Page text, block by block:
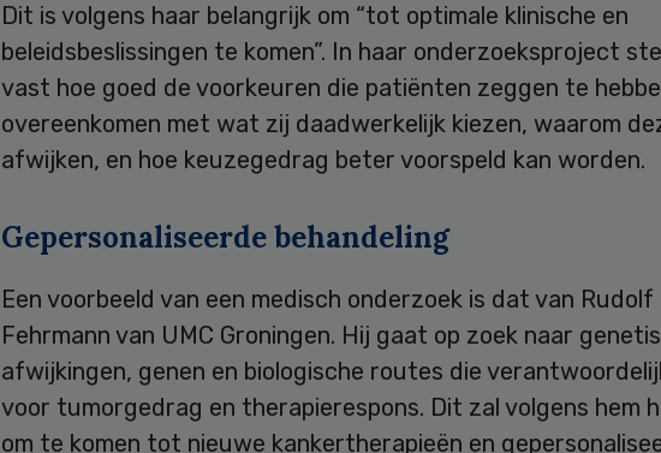
Dit is volgens haar belangrijk om “tot optimale klinische en
beleidsbeslissingen te komen”. In haar onderzoeksproject
vast hoe goed de voorkeuren die patiënten zeggen te
overeenkomen met wat zij daadwerkelijk kiezen, waarom
afwijken, en hoe keuzegedrag beter voorspeld kan worden.
Gepersonaliseerde behandeling
Een voorbeeld van een medisch onderzoek is dat van Rudolf
Fehrmann van UMC Groningen. Hij gaat op zoek naar
afwijkingen, genen en biologische routes die
voor tumorgedrag en therapierespons. Dit zal volgens hem
om te komen tot nieuwe kankertherapieën en